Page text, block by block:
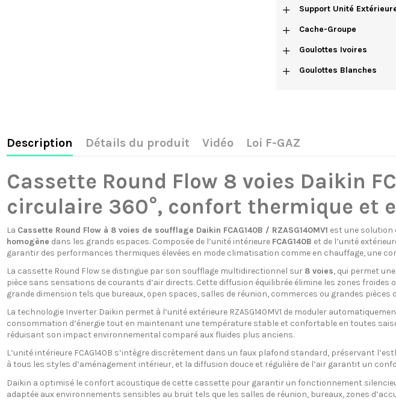
+ Support Unité
+ Cache-Groupe
+ Goulottes Ivoires
+ Goulottes Blanches
Description Détails du produit Vidéo Loi F-GAZ
Cassette Round Flow 8 voies Daikin
circulaire 360°, confort thermique et
La Cassette Round Flow à 8 voies de soufflage Daikin FCAG140B / RZASG140MV1 est une solution
homogène dans les grands espaces. Composée de l’unité intérieure FCAG140B et de l’unité
garantir des performances thermiques élevées en mode climatisation comme en chauffage, une
La cassette Round Flow se distingue par son soufflage multidirectionnel sur 8 voies, qui permet
pièce sans sensations de courants d’air directs. Cette diffusion équilibrée élimine les zones
grande dimension tels que bureaux, open spaces, salles de réunion, commerces ou grandes pièces
La technologie Inverter Daikin permet à l’unité extérieure RZASG140MV1 de moduler
consommation d’énergie tout en maintenant une température stable et confortable en toutes
réduisant son impact environnemental comparé aux fluides plus anciens.
L’unité intérieure FCAG140B s’intègre discrètement dans un faux plafond standard, préservant
à tous les styles d’aménagement intérieur, et la diffusion douce et régulière de l’air garantit un
Daikin a optimisé le confort acoustique de cette cassette pour garantir un fonctionnement
adaptée aux environnements sensibles au bruit tels que les salles de réunion, bureaux, zones